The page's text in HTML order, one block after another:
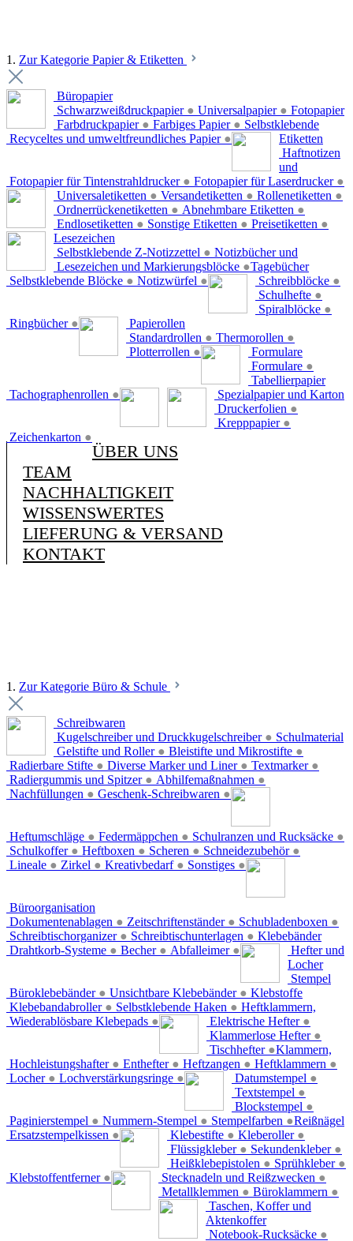
1. Zur Kategorie Papier & Etiketten
Büropapier
Schwarzweißdruckpapier ● Universalpapier ●
Farbdruckpapier ● Farbiges Papier ●
Recyceltes und umweltfreundliches Papier ●
Fotopapier
Fotopapier für Tintenstrahldrucker ● Fotopapier für Laserdrucker ●
Selbstklebende
Etiketten
Universaletiketten ● Versandetiketten ● Rollenetiketten ●
Ordnerrückenetiketten ● Abnehmbare Etiketten ●
Endlosetiketten ● Sonstige Etiketten ● Preisetiketten ●
Haftnotizen
und
Lesezeichen
Selbstklebende Z-Notizzettel ●
Lesezeichen und Markierungsblöcke ●
Selbstklebende Blöcke ● Notizwürfel ●
Notizbücher und
Tagebücher
Schreibblöcke ●
Schulhefte ●
Spiralblöcke ●
Ringbücher ●
Papierollen
Standardrollen ● Thermorollen ●
Plotterrollen ●
Formulare
Formulare ●
Tachographenrollen ●
Tabellierpapier
Spezialpapier und Karton
Druckerfolien ●
Krepppapier ●
Zeichenkarton ●
ÜBER UNS
TEAM
NACHHALTIGKEIT
WISSENSWERTES
LIEFERUNG & VERSAND
KONTAKT
1. Zur Kategorie Büro & Schule
Schreibwaren
Kugelschreiber und Druckkugelschreiber ●
Gelstifte und Roller ● Bleistifte und Mikrostifte ●
Radierbare Stifte ● Diverse Marker und Liner ● Textmarker ●
Radiergummis und Spitzer ● Abhilfemaßnahmen ●
Nachfüllungen ● Geschenk-Schreibwaren ●
Schulmaterial
Heftumschläge ● Federmäppchen ● Schulranzen und Rucksäcke ●
Schulkoffer ● Heftboxen ● Scheren ● Schneidezubehör ●
Lineale ● Zirkel ● Kreativbedarf ● Sonstiges ●
Büroorganisation
Dokumentenablagen ● Zeitschriftenständer ● Schubladenboxen ●
Schreibtischorganizer ● Schreibtischunterlagen ●
Drahtkorb-Systeme ● Becher ● Abfalleimer ●
Klebebänder
Büroklebebänder ● Unsichtbare Klebebänder ●
Klebebandabroller ● Selbstklebende Haken ●
Wiederablösbare Klebepads ●
Hefter und
Locher
Elektrische Hefter ●
Klammerlose Hefter ●
Tischhefter ●
Hochleistungshafter ● Enthefter ● Heftzangen ● Heftklammern ●
Locher ● Lochverstärkungsringe ●
Stempel
Datumstempel ●
Textstempel ●
Blockstempel ●
Paginierstempel ● Nummern-Stempel ● Stempelfarben ●
Ersatzstempelkissen ●
Klebstoffe
Klebestifte ● Kleberoller ●
Flüssigkleber ● Sekundenkleber ●
Heißklebepistolen ● Sprühkleber ●
Klebstoffentferner ●
Heftklammern,
Klammern,
Reißnägel
Stecknadeln und Reißzwecken ●
Metallklemmen ● Büroklammern ●
Taschen, Koffer und
Aktenkoffer
Notebook-Rucksäcke ●